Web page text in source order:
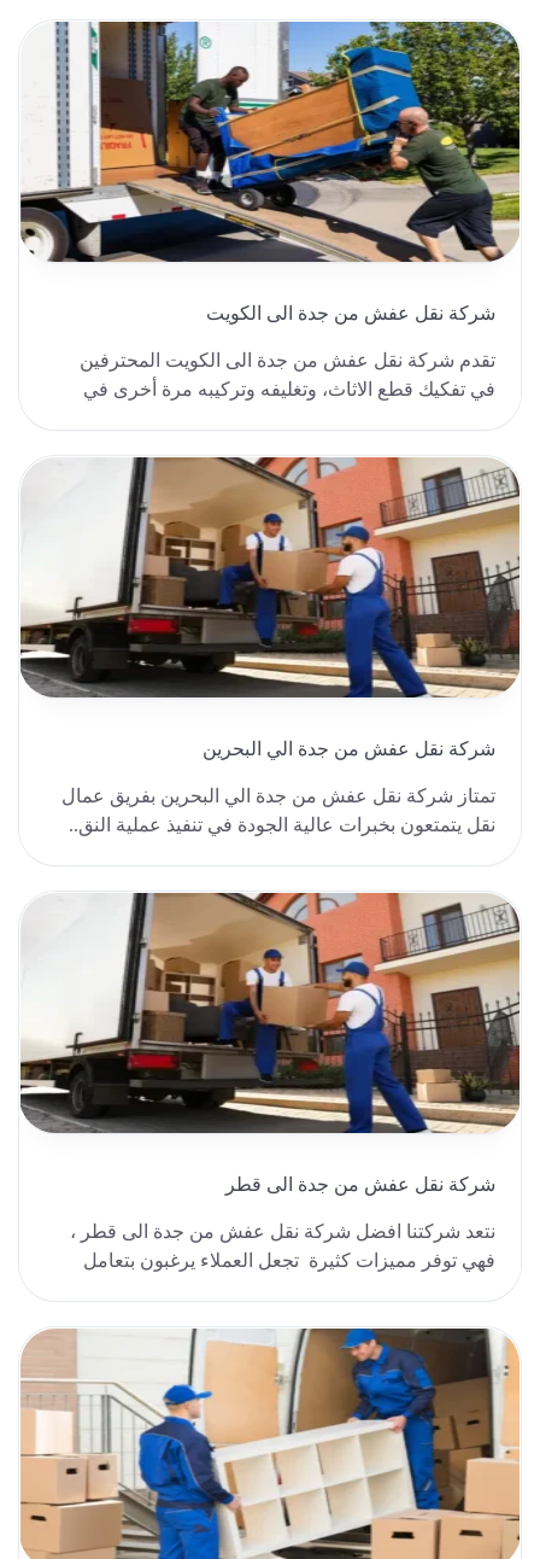
شركة نقل عفش من جدة الى الكويت
تقدم شركة نقل عفش من جدة الى الكويت المحترفين
في تفكيك قطع الاثاث، وتغليفه وتركيبه مرة أخرى في
شركة نقل عفش من جدة الي البحرين
تمتاز شركة نقل عفش من جدة الي البحرين بفريق عمال
نقل يتمتعون بخبرات عالية الجودة في تنفيذ عملية النق..
شركة نقل عفش من جدة الى قطر
نتعد شركتنا افضل شركة نقل عفش من جدة الى قطر ،
فهي توفر مميزات كثيرة تجعل العملاء يرغبون بتعامل